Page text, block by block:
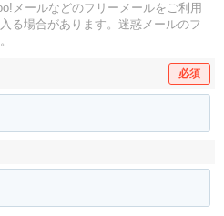
メールなどのフリーメールをご利用
る場合があります。 迷惑メールのフ
必須